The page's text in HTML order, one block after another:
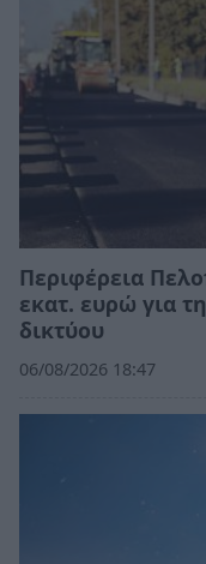
Περιφέρεια
εκατ. ευρώ για
δικτύου
06/08/2026 18:47